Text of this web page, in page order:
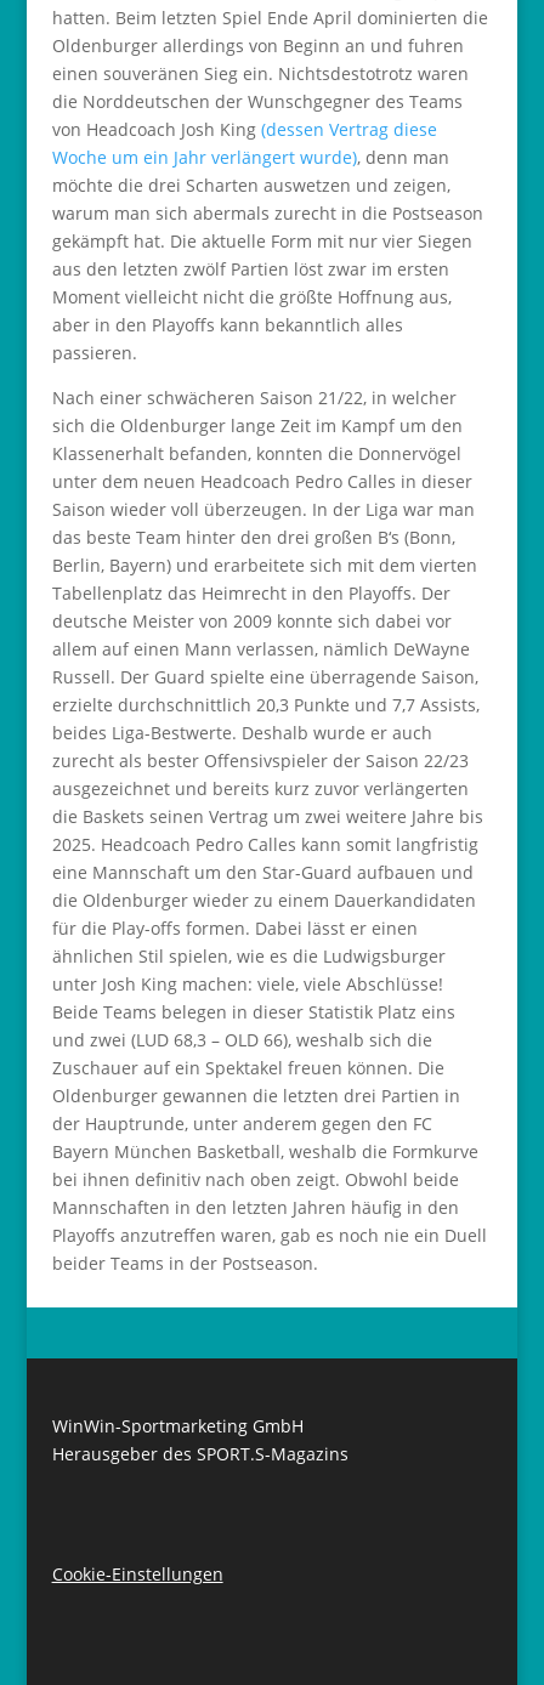
hatten. Beim letzten Spiel Ende April dominierten die
Oldenburger allerdings von Beginn an und fuhren
einen souveränen Sieg ein. Nichtsdestotrotz waren
die Norddeutschen der Wunschgegner des Teams
von Headcoach Josh King (dessen Vertrag diese
Woche um ein Jahr verlängert wurde), denn man
möchte die drei Scharten auswetzen und zeigen,
warum man sich abermals zurecht in die Postseason
gekämpft hat. Die aktuelle Form mit nur vier Siegen
aus den letzten zwölf Partien löst zwar im ersten
Moment vielleicht nicht die größte Hoffnung aus,
aber in den Playoffs kann bekanntlich alles
passieren.
Nach einer schwächeren Saison 21/22, in welcher
sich die Oldenburger lange Zeit im Kampf um den
Klassenerhalt befanden, konnten die Donnervögel
unter dem neuen Headcoach Pedro Calles in dieser
Saison wieder voll überzeugen. In der Liga war man
das beste Team hinter den drei großen B‘s (Bonn,
Berlin, Bayern) und erarbeitete sich mit dem vierten
Tabellenplatz das Heimrecht in den Playoffs. Der
deutsche Meister von 2009 konnte sich dabei vor
allem auf einen Mann verlassen, nämlich DeWayne
Russell. Der Guard spielte eine überragende Saison,
erzielte durchschnittlich 20,3 Punkte und 7,7 Assists,
beides Liga-Bestwerte. Deshalb wurde er auch
zurecht als bester Offensivspieler der Saison 22/23
ausgezeichnet und bereits kurz zuvor verlängerten
die Baskets seinen Vertrag um zwei weitere Jahre bis
2025. Headcoach Pedro Calles kann somit langfristig
eine Mannschaft um den Star-Guard aufbauen und
die Oldenburger wieder zu einem Dauerkandidaten
für die Play-offs formen. Dabei lässt er einen
ähnlichen Stil spielen, wie es die Ludwigsburger
unter Josh King machen: viele, viele Abschlüsse!
Beide Teams belegen in dieser Statistik Platz eins
und zwei (LUD 68,3 – OLD 66), weshalb sich die
Zuschauer auf ein Spektakel freuen können. Die
Oldenburger gewannen die letzten drei Partien in
der Hauptrunde, unter anderem gegen den FC
Bayern München Basketball, weshalb die Formkurve
bei ihnen definitiv nach oben zeigt. Obwohl beide
Mannschaften in den letzten Jahren häufig in den
Playoffs anzutreffen waren, gab es noch nie ein Duell
beider Teams in der Postseason.
WinWin-Sportmarketing GmbH
Herausgeber des SPORT.S-Magazins
Cookie-Einstellungen